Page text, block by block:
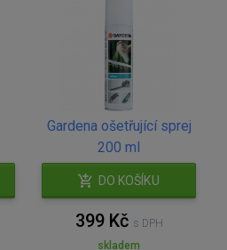
Gardena ošetřující sprej
200 ml
DO KOŠÍKU
399 Kč s DPH
skladem